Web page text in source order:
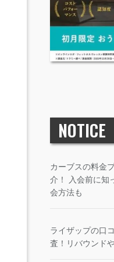
NOTICE
カーブスの料金
介！ 入会前に知
会方法も
ライザップの口
査！リバウンド